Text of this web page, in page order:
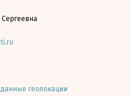
данные геолокации